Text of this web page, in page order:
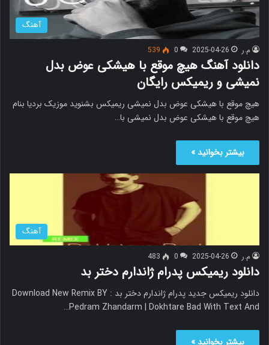
آهنگ
م.ر 2025-04-26
0
539
دانلود آهنگ هیچ موقع با هیشکی عوض بدل
نمیشی و ریمیکس رایگان
هیچ موقع با هیشکی عوض بدل نمیشی ریمیکس بشنوید موزیک بردیا بنام
هیچ موقع با هیشکی عوض بدل نمیشی با…
بیشتر بخوانید »
آهنگ
م.ر 2025-04-26
0
483
دانلود ریمیکس پدرام ژاندارم دختر بد
دانلود ریمیکس جدید پدرام ژاندارم دختر بد Download New Remix BY :
Pedram Zhandarm | Dokhtare Bad With Text And…
بیشتر بخوانید »